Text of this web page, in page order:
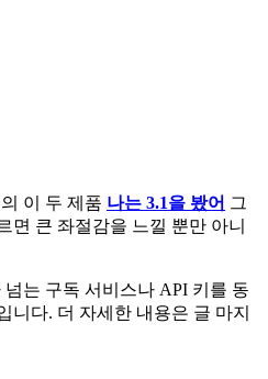
이 두 제품 나는 3.1을 봤어 그
면 큰 좌절감을 느낄 뿐만 아니
는 구독 서비스나 API 키를 동
다. 더 자세한 내용은 글 마지